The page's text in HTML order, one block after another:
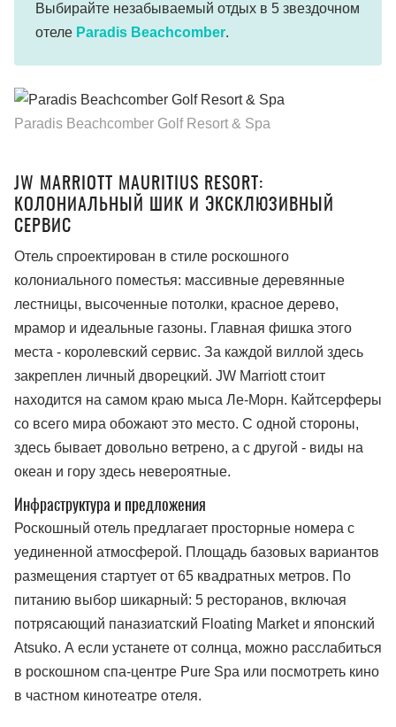
Выбирайте незабываемый отдых в 5 звездочном
отеле Paradis Beachcomber.
Paradis Beachcomber Golf Resort & Spa
JW MARRIOTT MAURITIUS RESORT:
КОЛОНИАЛЬНЫЙ ШИК И ЭКСКЛЮЗИВНЫЙ
СЕРВИС
Отель спроектирован в стиле роскошного
колониального поместья: массивные деревянные
лестницы, высоченные потолки, красное дерево,
мрамор и идеальные газоны. Главная фишка этого
места - королевский сервис. За каждой виллой здесь
закреплен личный дворецкий. JW Marriott стоит
находится на самом краю мыса Ле-Морн. Кайтсерферы
со всего мира обожают это место. С одной стороны,
здесь бывает довольно ветрено, а с другой - виды на
океан и гору здесь невероятные.
Инфраструктура и предложения
Роскошный отель предлагает просторные номера с
уединенной атмосферой. Площадь базовых вариантов
размещения стартует от 65 квадратных метров. По
питанию выбор шикарный: 5 ресторанов, включая
потрясающий паназиатский Floating Market и японский
Atsuko. А если устанете от солнца, можно расслабиться
в роскошном спа-центре Pure Spa или посмотреть кино
в частном кинотеатре отеля.